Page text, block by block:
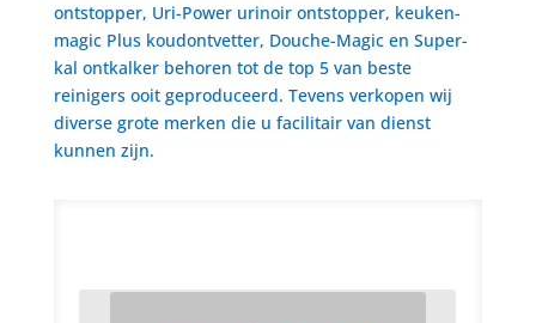
ontstopper, Uri-Power urinoir ontstopper, keuken-
magic Plus koudontvetter, Douche-Magic en Super-
kal ontkalker behoren tot de top 5 van beste
reinigers ooit geproduceerd. Tevens verkopen wij
diverse grote merken die u facilitair van dienst
kunnen zijn.